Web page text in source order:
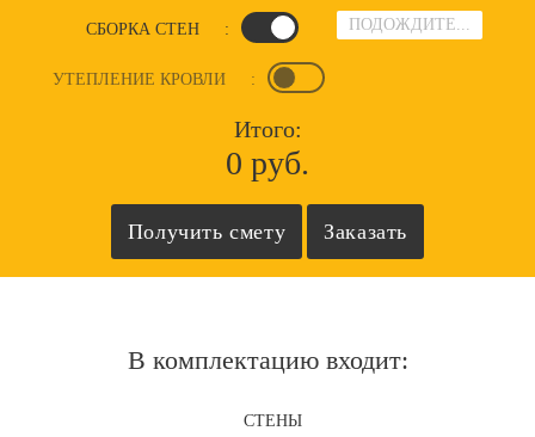
ПОДОЖДИТЕ...
СБОРКА СТЕН :
УТЕПЛЕНИЕ КРОВЛИ :
Итого:
0 руб.
В комплектацию входит:
СТЕНЫ